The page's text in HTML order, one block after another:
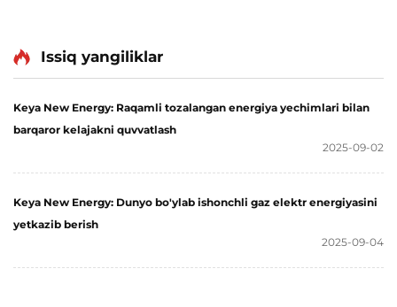
Issiq yangiliklar
Keya New Energy: Raqamli tozalangan energiya yechimlari bilan
barqaror kelajakni quvvatlash
2025-09-02
Keya New Energy: Dunyo bo'ylab ishonchli gaz elektr energiyasini
yetkazib berish
2025-09-04